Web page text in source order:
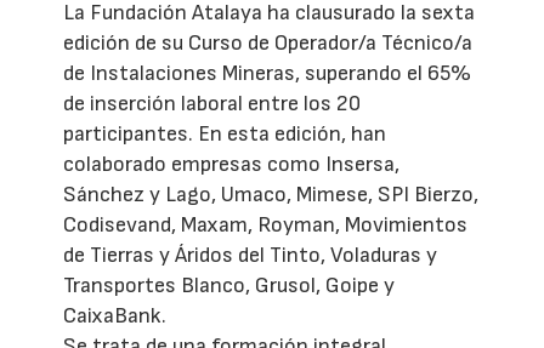
La Fundación Atalaya ha clausurado la sexta
edición de su Curso de Operador/a Técnico/a
de Instalaciones Mineras, superando el 65%
de inserción laboral entre los 20
participantes. En esta edición, han
colaborado empresas como Insersa,
Sánchez y Lago, Umaco, Mimese, SPI Bierzo,
Codisevand, Maxam, Royman, Movimientos
de Tierras y Áridos del Tinto, Voladuras y
Transportes Blanco, Grusol, Goipe y
CaixaBank.